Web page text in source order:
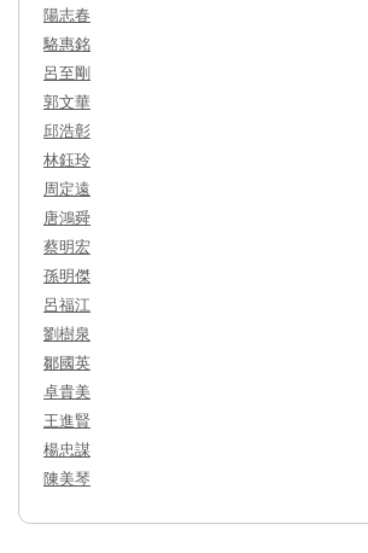
陽志春
駱惠銘
呂至剛
郭文華
邱浩彰
林鈺玲
周定遠
唐鴻舜
蔡明宏
孫明傑
呂福江
劉樹泉
鄒國英
卓貴美
王進賢
楊忠謀
陳美琴